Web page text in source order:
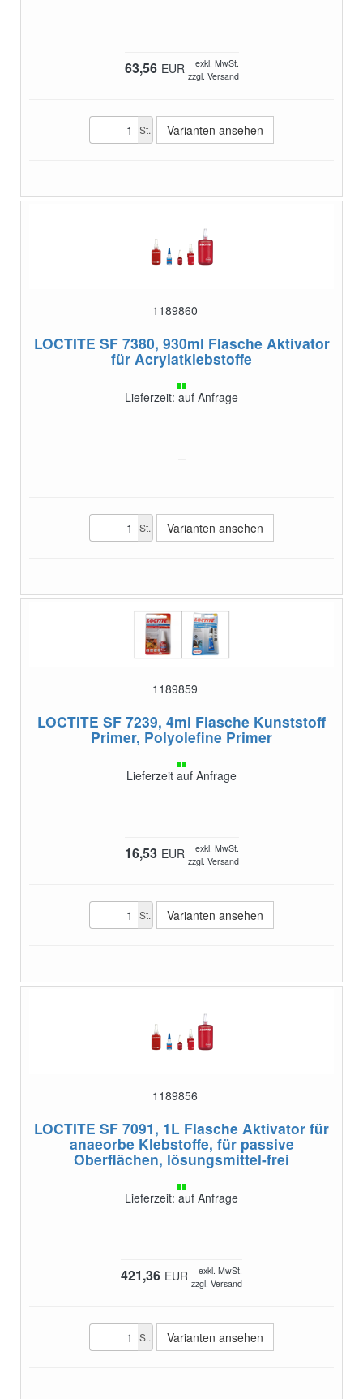
63,56 EUR
exkl. MwSt.
zzgl. Versand
St. Varianten ansehen
1189860
LOCTITE SF 7380, 930ml Flasche Aktivator
für Acrylatklebstoffe
Lieferzeit: auf Anfrage
St. Varianten ansehen
1189859
LOCTITE SF 7239, 4ml Flasche Kunststoff
Primer, Polyolefine Primer
Lieferzeit auf Anfrage
16,53 EUR
exkl. MwSt.
zzgl. Versand
St. Varianten ansehen
1189856
LOCTITE SF 7091, 1L Flasche Aktivator für
anaeorbe Klebstoffe, für passive
Oberflächen, lösungsmittel-frei
Lieferzeit: auf Anfrage
421,36 EUR
exkl. MwSt.
zzgl. Versand
St. Varianten ansehen